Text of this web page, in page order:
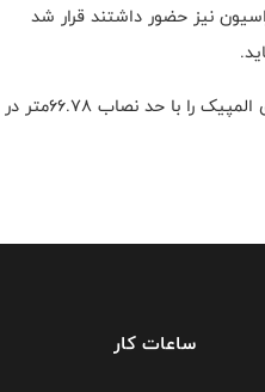
نیز حضور داشتند قرار شد
لازم به ذکر است نماینده پرتاب دیسک ایران در المپیک توکیو سهمیه حضور در بازی های المپیک را با حد نصاب ۶۶.۷۸متر در
ساعات کار